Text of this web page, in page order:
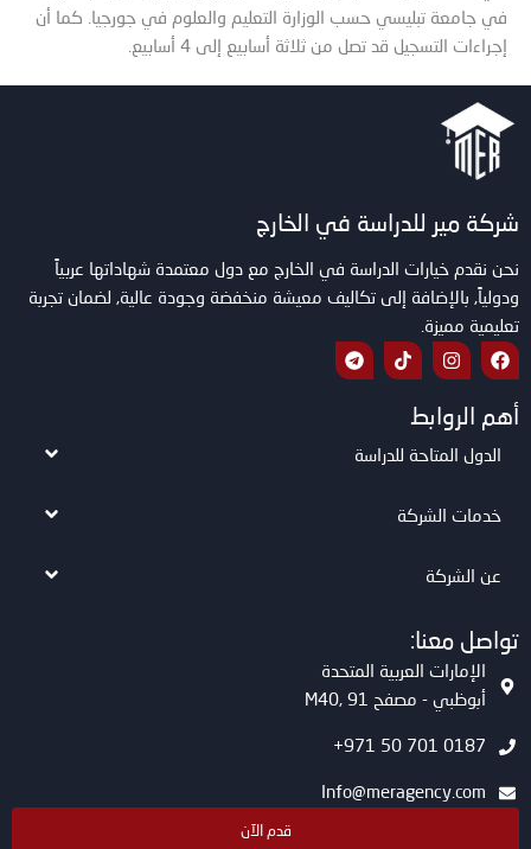
في جامعة تبليسي حسب الوزارة التعليم والعلوم في جورجيا. كما أن
إجراءات التسجيل قد تصل من ثلاثة أسابيع إلى 4 أسابيع.
شركة مير للدراسة في الخارج
نحن نقدم خيارات الدراسة في الخارج مع دول معتمدة شهاداتها عربياً
ودولياً, بالإضافة إلى تكاليف معيشة منخفضة وجودة عالية, لضمان تجربة
تعليمية مميزة.
أهم الروابط
الدول المتاحة للدراسة
خدمات الشركة
عن الشركة
تواصل معنا:
الإمارات العربية المتحدة
أبوظبي - مصفح M40, 91
0187 701 50 971+
Info@meragency.com
قدم الآن